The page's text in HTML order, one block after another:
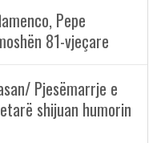
Pepe
81-vjeçare
Pjesëmarrje e
shijuan humorin